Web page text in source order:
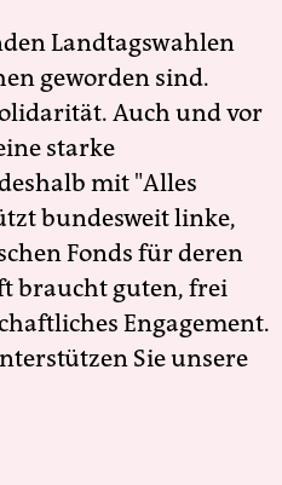
Landtagswahlen
geworden sind.
Auch und vor
starke
mit "Alles
bundesweit linke,
Fonds für deren
braucht guten, frei
Engagement.
Sie unsere